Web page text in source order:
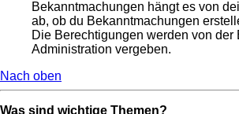
Bekanntmachungen hängt es von
ab, ob du Bekanntmachungen
Die Berechtigungen werden von der
Administration vergeben.
Nach oben
Was sind wichtige Themen?